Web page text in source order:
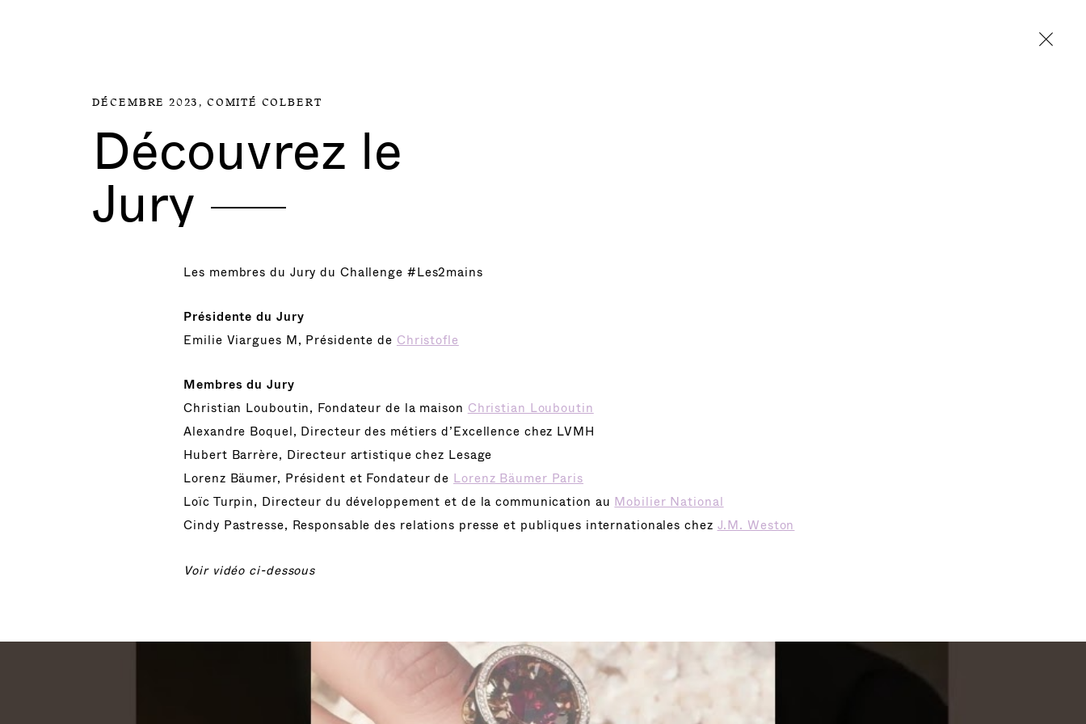
DÉCEMBRE 2023, COMITÉ COLBERT
Découvrez le
Jury
Les membres du Jury du Challenge #Les2mains
Présidente du Jury
Emilie Viargues M, Présidente de Christofle
Membres du Jury
Christian Louboutin, Fondateur de la maison Christian Louboutin
Alexandre Boquel, Directeur des métiers d’Excellence chez LVMH
Hubert Barrère, Directeur artistique chez Lesage
Lorenz Bäumer, Président et Fondateur de Lorenz Bäumer Paris
Loïc Turpin, Directeur du développement et de la communication au Mobilier National
Cindy Pastresse, Responsable des relations presse et publiques internationales chez J.M. Weston
Voir vidéo ci-dessous